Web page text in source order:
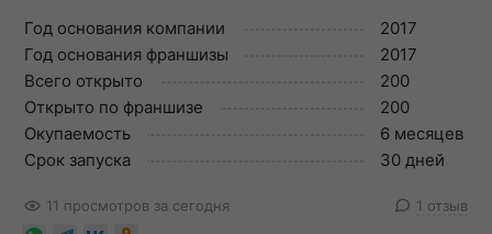
Год основания компании
2017
Год основания франшизы
2017
Всего открыто
200
Открыто по франшизе
200
Окупаемость
6 месяцев
Срок запуска
30 дней
11 просмотров за сегодня 1 отзыв